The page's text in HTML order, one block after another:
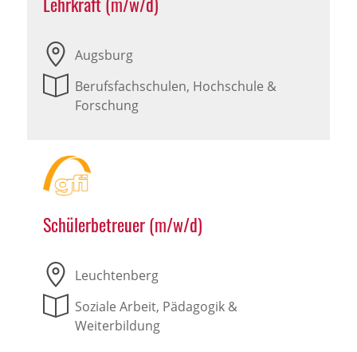
Augsburg
Berufsfachschulen, Hochschule &
Forschung
Schülerbetreuer (m/w/d)
Leuchtenberg
Soziale Arbeit, Pädagogik &
Weiterbildung